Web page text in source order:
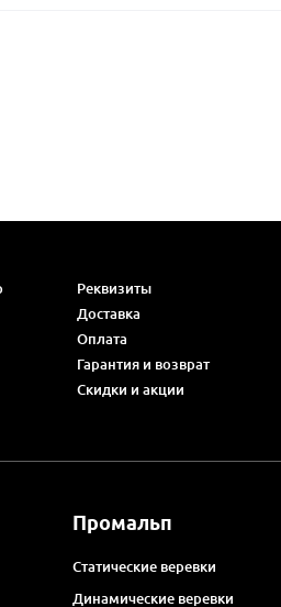
Реквизиты
Доставка
Оплата
Гарантия и возврат
Скидки и акции
Промальп
Статические веревки
Динамические веревки